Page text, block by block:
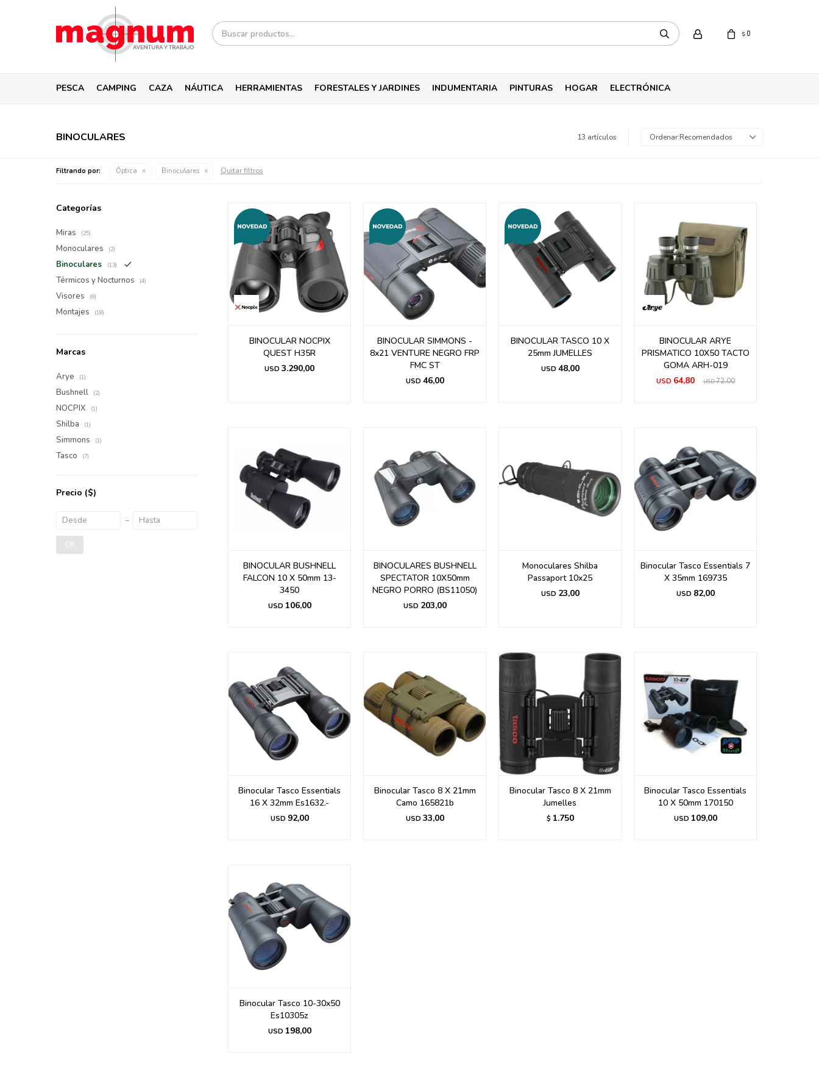
PESCA CAMPING CAZA NÁUTICA HERRAMIENTAS FORESTALES Y JARDINES INDUMENTARIA PINTURAS HOGAR ELECTRÓNICA
$ 0
BINOCULARES 13 artículos Recomendados
Filtrando por: Óptica Binoculares Quitar filtros
BINOCULAR NOCPIX
QUEST H35R
USD 3.290,00
BINOCULAR SIMMONS -
8x21 VENTURE NEGRO FRP
FMC ST
USD 46,00
BINOCULAR TASCO 10 X
25mm JUMELLES
USD 48,00
BINOCULAR ARYE
PRISMATICO 10X50 TACTO
GOMA ARH-019
USD 64,80 USD72,00
BINOCULAR BUSHNELL
FALCON 10 X 50mm 13-
3450
USD 106,00
BINOCULARES BUSHNELL
SPECTATOR 10X50mm
NEGRO PORRO (BS11050)
USD 203,00
Monoculares Shilba
Passaport 10x25
USD 23,00
Binocular Tasco Essentials 7
X 35mm 169735
USD 82,00
Binocular Tasco Essentials
16 X 32mm Es1632.-
USD 92,00
Binocular Tasco 8 X 21mm
Camo 165821b
USD 33,00
Binocular Tasco 8 X 21mm
Jumelles
$ 1.750
Binocular Tasco Essentials
10 X 50mm 170150
USD 109,00
Binocular Tasco 10-30x50
Es10305z
USD 198,00
Categorías
Miras (25)
Monoculares (2)
Binoculares (13)
Térmicos y Nocturnos (4)
Visores (8)
Montajes (18)
Marcas
Arye (1)
Bushnell (2)
NOCPIX (1)
Shilba (1)
Simmons (1)
Tasco (7)
Precio ($)
OK